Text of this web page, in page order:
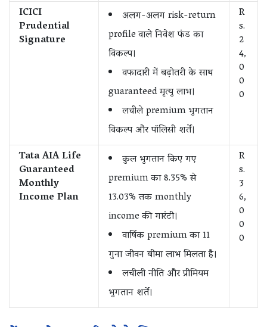
ICICI
Prudential
Signature
अलग-अलग risk-return
profile वाले निवेश फंड का
विकल्प।
वफादारी में बढ़ोतरी के साथ
guaranteed मृत्यु लाभ।
लचीले premium भुगतान
विकल्प और पॉलिसी शर्तें।
R
s.
2
4,
0
0
0
Tata AIA Life
Guaranteed
Monthly
Income Plan
कुल भुगतान किए गए
premium का 8.35% से
13.03% तक monthly
income की गारंटी।
वार्षिक premium का 11
गुना जीवन बीमा लाभ मिलता है।
लचीली नीति और प्रीमियम
भुगतान शर्तें।
R
s.
3
6,
0
0
0